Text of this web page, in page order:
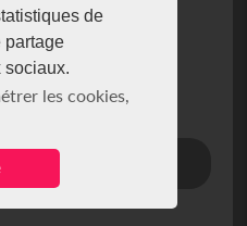
de
partage
sociaux.
les cookies,